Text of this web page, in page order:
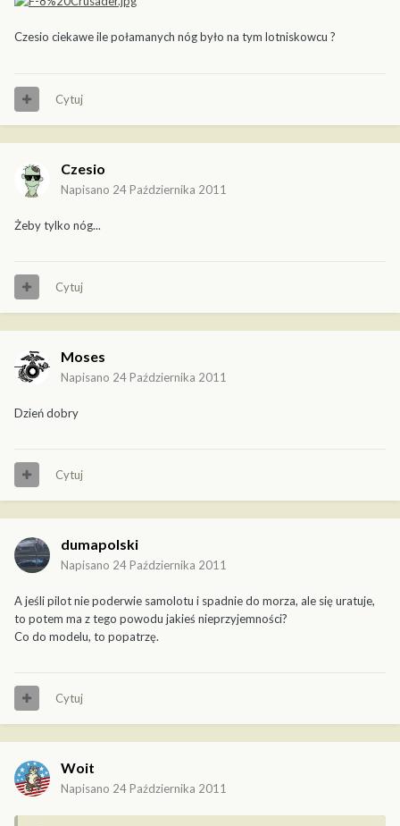
Czesio ciekawe ile połamanych nóg było na tym lotniskowcu ?
Cytuj
Czesio
Napisano 24 Października 2011
Żeby tylko nóg...
Cytuj
Moses
Napisano 24 Października 2011
Dzień dobry
Cytuj
dumapolski
Napisano 24 Października 2011
A jeśli pilot nie poderwie samolotu i spadnie do morza, ale się uratuje,
to potem ma z tego powodu jakieś nieprzyjemności?
Co do modelu, to popatrzę.
Cytuj
Woit
Napisano 24 Października 2011